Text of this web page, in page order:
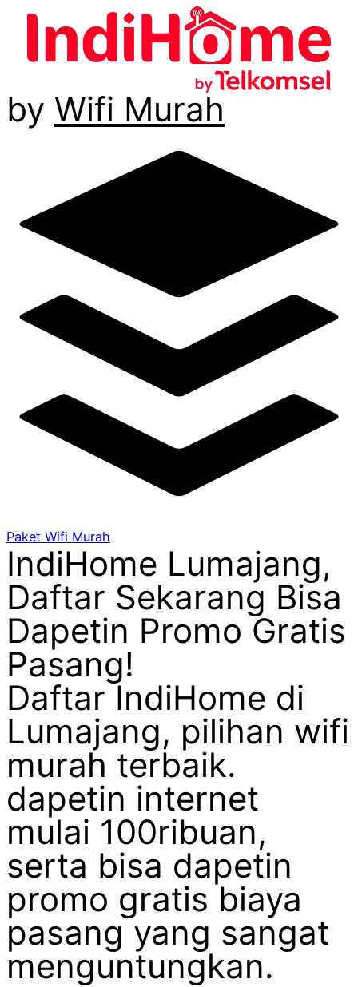
by Wifi Murah
Paket Wifi Murah
IndiHome Lumajang,
Daftar Sekarang Bisa
Dapetin Promo Gratis
Pasang!
Daftar IndiHome di
Lumajang, pilihan wifi
murah terbaik.
dapetin internet
mulai 100ribuan,
serta bisa dapetin
promo gratis biaya
pasang yang sangat
menguntungkan.